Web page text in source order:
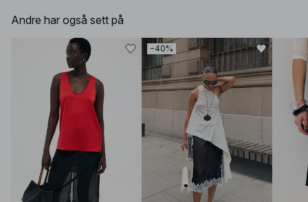
Andre har også sett på
−40%